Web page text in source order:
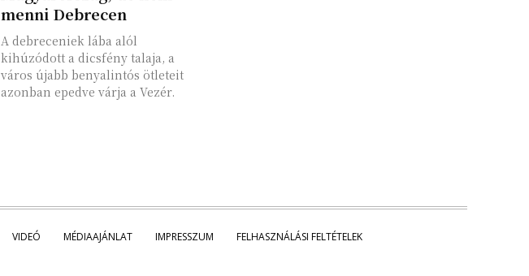
menni Debrecen
A debreceniek lába alól
kihúzódott a dicsfény talaja, a
város újabb benyalintós ötleteit
azonban epedve várja a Vezér.
VIDEÓ MÉDIAAJÁNLAT IMPRESSZUM FELHASZNÁLÁSI FELTÉTELEK